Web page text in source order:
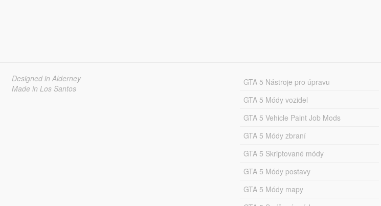
Designed in Alderney
Made in Los Santos
GTA 5 Nástroje pro úpravu
GTA 5 Módy vozidel
GTA 5 Vehicle Paint Job Mods
GTA 5 Módy zbraní
GTA 5 Skriptované módy
GTA 5 Módy postavy
GTA 5 Módy mapy